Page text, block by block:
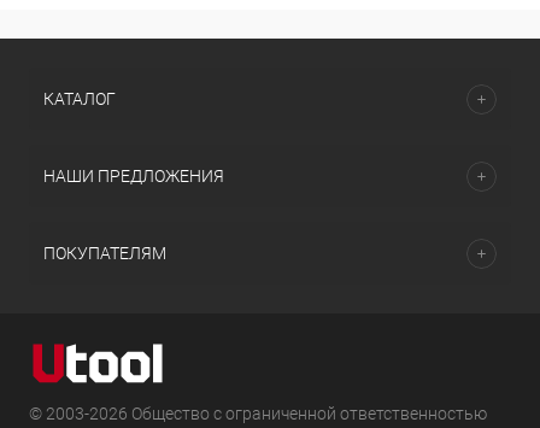
КАТАЛОГ
НАШИ ПРЕДЛОЖЕНИЯ
ПОКУПАТЕЛЯМ
© 2003-2026 Общество с ограниченной ответственностью